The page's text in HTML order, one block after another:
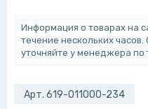
Информация о товарах на
течение нескольких
уточняйте у менеджера по
Арт. 619-011000-234